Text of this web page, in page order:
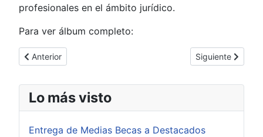
profesionales en el ámbito jurídico.
Para ver álbum completo:
Artículo anterior: "Merienda Escolar" en la Escuela Cristo Rey
Anterior Artículo
Siguiente
Lo más visto
Entrega de Medias Becas a Destacados